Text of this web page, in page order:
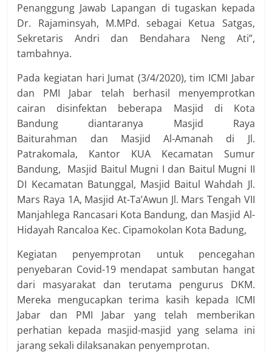
Penanggung Jawab Lapangan di tugaskan kepada
Dr. Rajaminsyah, M.MPd. sebagai Ketua Satgas,
Sekretaris Andri dan Bendahara Neng Ati”,
tambahnya.
Pada kegiatan hari Jumat (3/4/2020), tim ICMI Jabar
dan PMI Jabar telah berhasil menyemprotkan
cairan disinfektan beberapa Masjid di Kota
Bandung diantaranya Masjid Raya
Baiturahman dan Masjid Al-Amanah di Jl.
Patrakomala, Kantor KUA Kecamatan Sumur
Bandung, Masjid Baitul Mugni I dan Baitul Mugni II
DI Kecamatan Batunggal, Masjid Baitul Wahdah Jl.
Mars Raya 1A, Masjid At-Ta’Awun Jl. Mars Tengah VII
Manjahlega Rancasari Kota Bandung, dan Masjid Al-
Hidayah Rancaloa Kec. Cipamokolan Kota Badung,
Kegiatan penyemprotan untuk pencegahan
penyebaran Covid-19 mendapat sambutan hangat
dari masyarakat dan terutama pengurus DKM.
Mereka mengucapkan terima kasih kepada ICMI
Jabar dan PMI Jabar yang telah memberikan
perhatian kepada masjid-masjid yang selama ini
jarang sekali dilaksanakan penyemprotan.